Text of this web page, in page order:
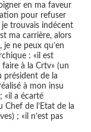
en ma faveur
pour refuser
je trouvais indécent
ma carrière, alors
ne peux qu’en
: «il est
faire à la Crtv» (un
président de la
à mon insu
«il a écarté
Chef de l’Etat de la
; «il n’est pas